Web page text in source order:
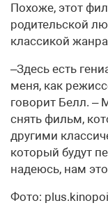
Похоже, этот
родительской
классикой
–Здесь есть
меня, как
говорит Белл. –
снять фильм,
другими
который будут
надеюсь, нам
Фото: